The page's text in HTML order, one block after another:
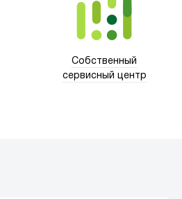
Собственный
сервисный центр